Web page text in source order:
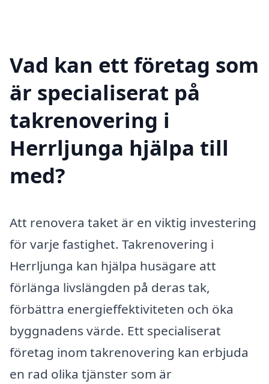
Vad kan ett företag som
är specialiserat på
takrenovering i
Herrljunga hjälpa till
med?
Att renovera taket är en viktig investering
för varje fastighet. Takrenovering i
Herrljunga kan hjälpa husägare att
förlänga livslängden på deras tak,
förbättra energieffektiviteten och öka
byggnadens värde. Ett specialiserat
företag inom takrenovering kan erbjuda
en rad olika tjänster som är